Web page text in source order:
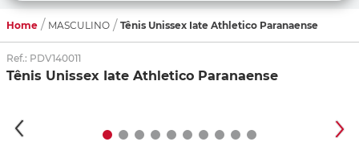
Home MASCULINO Tênis Unissex Iate Athletico Paranaense
Ref.: PDV140011
Tênis Unissex Iate Athletico Paranaense